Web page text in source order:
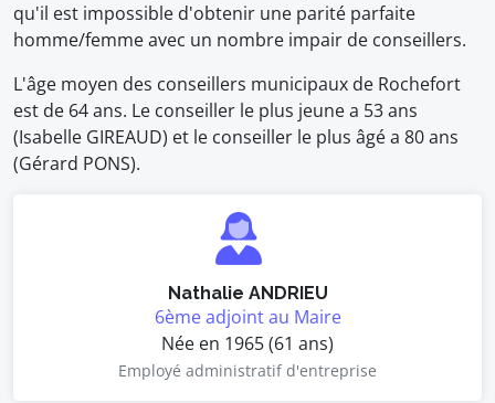
qu'il est impossible d'obtenir une parité parfaite
homme/femme avec un nombre impair de conseillers.
L'âge moyen des conseillers municipaux de Rochefort
est de 64 ans. Le conseiller le plus jeune a 53 ans
(Isabelle GIREAUD) et le conseiller le plus âgé a 80 ans
(Gérard PONS).
Nathalie ANDRIEU
6ème adjoint au Maire
Née en 1965 (61 ans)
Employé administratif d'entreprise